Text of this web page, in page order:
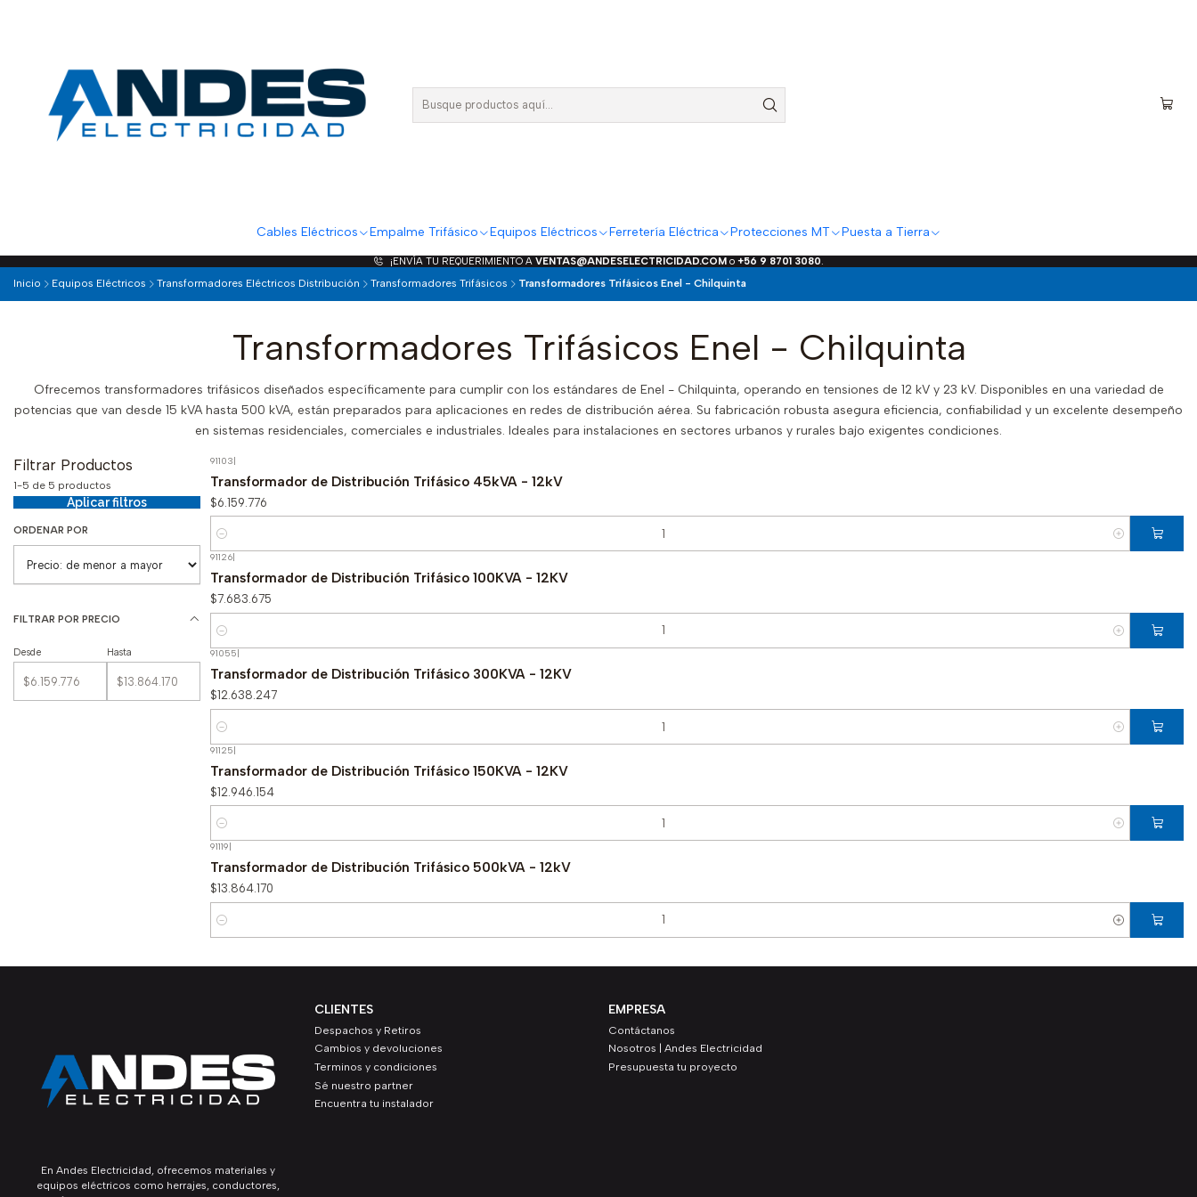
Cables Eléctricos Empalme Trifásico Equipos Eléctricos Ferretería Eléctrica Protecciones MT Puesta a Tierra
¡ENVÍA TU REQUERIMIENTO A VENTAS@ANDESELECTRICIDAD.COM o +56 9 8701 3080
Inicio
Equipos Eléctricos Transformadores Eléctricos Distribución Transformadores Trifásicos Transformadores Trifásicos Enel - Chilquinta
Transformadores Trifásicos Enel - Chilquinta
Ofrecemos transformadores trifásicos diseñados específicamente para cumplir con los estándares de Enel - Chilquinta, operando en tensiones de 12 kV y 23 kV. Disponibles en una variedad de
potencias que van desde 15 kVA hasta 500 kVA, están preparados para aplicaciones en redes de distribución aérea. Su fabricación robusta asegura eficiencia, confiabilidad y un excelente desempeño
en sistemas residenciales, comerciales e industriales. Ideales para instalaciones en sectores urbanos y rurales bajo exigentes condiciones.
Filtrar Productos
1-5 de 5 productos
Aplicar filtros
ORDENAR POR
FILTRAR POR PRECIO
Desde Hasta
91103|
Transformador de Distribución Trifásico 45kVA - 12kV
$6.159.776
Cantidad
91126|
Transformador de Distribución Trifásico 100KVA - 12KV
$7.683.675
Cantidad
91055
Transformador de Distribución Trifásico 300KVA - 12KV
$12.638.247
Cantidad
91125|
Transformador de Distribución Trifásico 150KVA - 12KV
$12.946.154
Cantidad
91119
Transformador de Distribución Trifásico 500kVA - 12kV
$13.864.170
Cantidad
En Andes Electricidad, ofrecemos materiales y
equipos eléctricos como herrajes, conductores,
CLIENTES
Despachos y Retiros
Cambios y devoluciones
Terminos y condiciones
Sé nuestro partner
Encuentra tu instalador
EMPRESA
Contáctanos
Nosotros | Andes Electricidad
Presupuesta tu proyecto